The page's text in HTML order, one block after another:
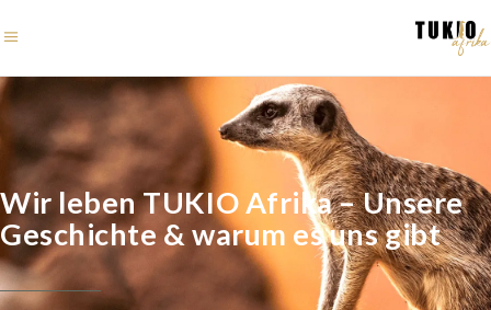
Wir leben TUKIO Afrika – Unsere
Geschichte & warum es uns gibt